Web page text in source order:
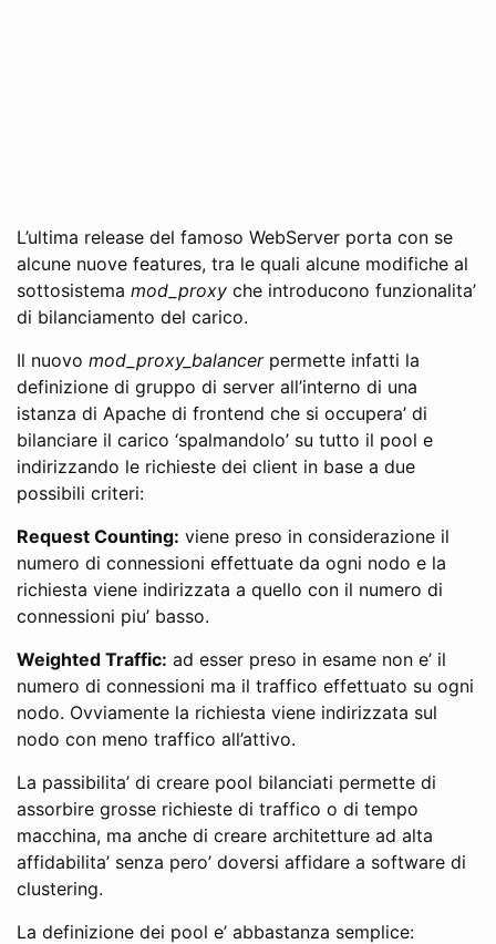
L’ultima release del famoso WebServer porta con se
alcune nuove features, tra le quali alcune modifiche al
sottosistema mod_proxy che introducono funzionalita’
di bilanciamento del carico.
Il nuovo mod_proxy_balancerpermette infatti la
definizione di gruppo di server all’interno di una
istanza di Apache di frontend che si occupera’ di
bilanciare il carico ‘spalmandolo’ su tutto il pool e
indirizzando le richieste dei client in base a due
possibili criteri:
Request Counting: viene preso in considerazione il
numero di connessioni effettuate da ogni nodo e la
richiesta viene indirizzata a quello con il numero di
connessioni piu’ basso.
Weighted Traffic: ad esser preso in esame non e’ il
numero di connessioni ma il traffico effettuato su ogni
nodo. Ovviamente la richiesta viene indirizzata sul
nodo con meno traffico all’attivo.
La passibilita’ di creare pool bilanciati permette di
assorbire grosse richieste di traffico o di tempo
macchina, ma anche di creare architetture ad alta
affidabilita’ senza pero’ doversi affidare a software di
clustering.
La definizione dei pool e’ abbastanza semplice: